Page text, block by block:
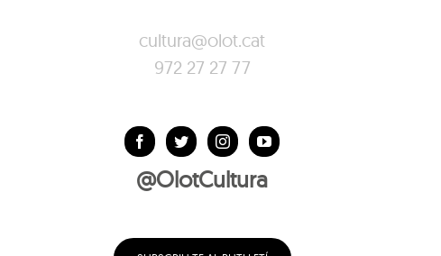
cultura@olot.cat
972 27 27 77
@OlotCultura